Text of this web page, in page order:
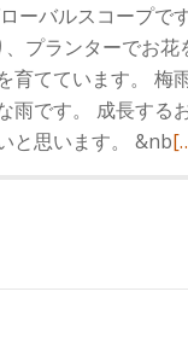
ーバルスコープで
プランターでお花
育てています。 梅
雨です。 成長する
と思います。 &nb